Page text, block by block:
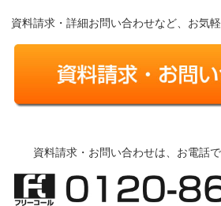
資料請求・詳細お問い合わせなど、お気
資料請求・お問い合わせは、お電話